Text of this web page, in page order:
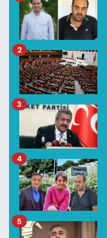
2
3
4
5